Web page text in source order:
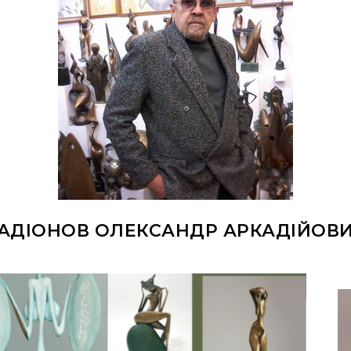
ОЛЕКСАНДР